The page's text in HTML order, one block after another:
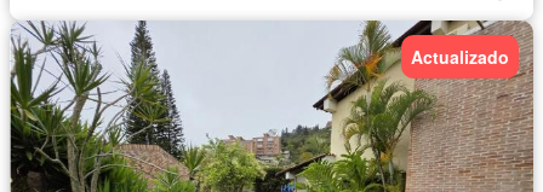
Actualizado